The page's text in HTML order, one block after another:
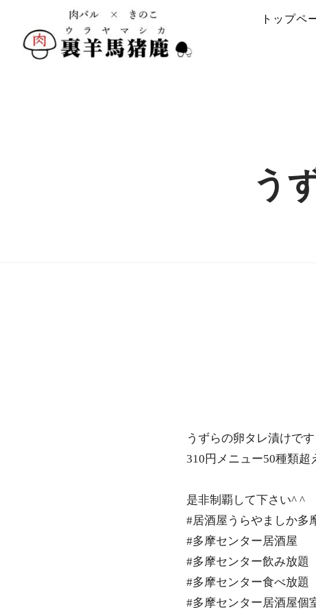
トップペ
う
うずらの卵タレ漬けです
310円メニュー50種類超
是非制覇して下さい^ ^
#居酒屋うらやましか多
#多摩センター居酒屋
#多摩センター飲み放題
#多摩センター食べ放題
#多摩センター居酒屋個